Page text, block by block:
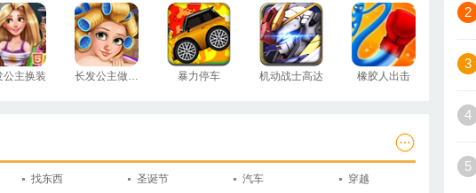
公主换装 长发公主做护理 暴力停车 机动战士高达 橡胶人出击
找东西 圣诞节 汽车 穿越
2
3
4
5